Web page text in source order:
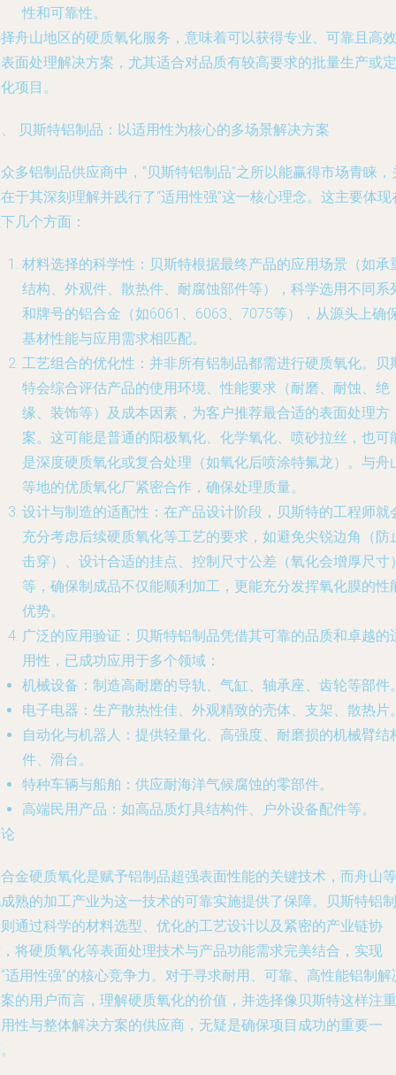
性和可靠性。
舟山地区的硬质氧化服务，意味着可以获得专业、可靠且高效
面处理解决方案，尤其适合对品质有较高要求的批量生产或定
项目。
贝斯特铝制品：以适用性为核心的多场景解决方案
多铝制品供应商中，“贝斯特铝制品”之所以能赢得市场青睐，
于其深刻理解并践行了“适用性强”这一核心理念。这主要体现
几个方面：
材料选择的科学性 ：贝斯特根据最终产品的应用场景（如承
结构、外观件、散热件、耐腐蚀部件等），科学选用不同系
和牌号的铝合金（如6061、6063、7075等），从源头上确
基材性能与应用需求相匹配。
工艺组合的优化性 ：并非所有铝制品都需进行硬质氧化。贝
特会综合评估产品的使用环境、性能要求（耐磨、耐蚀、绝
缘、装饰等）及成本因素，为客户推荐最合适的表面处理方
案。这可能是普通的阳极氧化、化学氧化、喷砂拉丝，也可
是深度硬质氧化或复合处理（如氧化后喷涂特氟龙）。与舟
等地的优质氧化厂紧密合作，确保处理质量。
设计与制造的适配性 ：在产品设计阶段，贝斯特的工程师就
充分考虑后续硬质氧化等工艺的要求，如避免尖锐边角（防
击穿）、设计合适的挂点、控制尺寸公差（氧化会增厚尺寸
等，确保制成品不仅能顺利加工，更能充分发挥氧化膜的性
优势。
广泛的应用验证 ：贝斯特铝制品凭借其可靠的品质和卓越的
用性，已成功应用于多个领域：
机械设备 ：制造高耐磨的导轨、气缸、轴承座、齿轮等部件
电子电器 ：生产散热性佳、外观精致的壳体、支架、散热片
自动化与机器人 ：提供轻量化、高强度、耐磨损的机械臂结
件、滑台。
特种车辆与船舶 ：供应耐海洋气候腐蚀的零部件。
高端民用产品 ：如高品质灯具结构件、户外设备配件等。
金硬质氧化是赋予铝制品超强表面性能的关键技术，而舟山等
熟的加工产业为这一技术的可靠实施提供了保障。贝斯特铝制
通过科学的材料选型、优化的工艺设计以及紧密的产业链协
将硬质氧化等表面处理技术与产品功能需求完美结合，实现
适用性强”的核心竞争力。对于寻求耐用、可靠、高性能铝制解
的用户而言，理解硬质氧化的价值，并选择像贝斯特这样注重
性与整体解决方案的供应商，无疑是确保项目成功的重要一